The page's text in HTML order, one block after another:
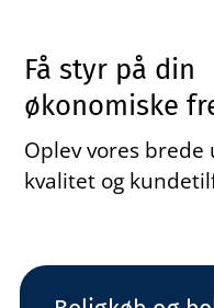
Få styr på din
økonomiske
Oplev vores
kvalitet og